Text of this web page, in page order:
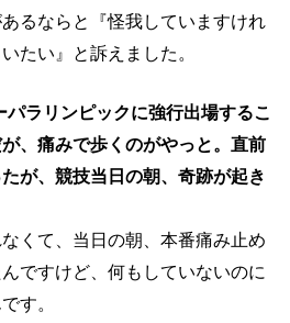
るならと『怪我していますけれ
たい』と訴えました。
ラリンピックに強行出場するこ
、痛みで歩くのがやっと。直前
が、競技当日の朝、奇跡が起き
くて、当日の朝、本番痛み止め
ですけど、何もしていないのに
す。